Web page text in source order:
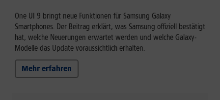
One UI 9 bringt neue Funktionen für Samsung Galaxy
Smartphones. Der Beitrag erklärt, was Samsung offiziell bestätigt
hat, welche Neuerungen erwartet werden und welche Galaxy-
Modelle das Update voraussichtlich erhalten.
Mehr erfahren